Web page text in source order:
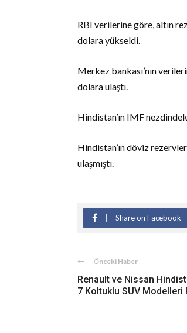
RBI verilerine göre, altın
dolara yükseldi.
Merkez bankası’nın
dolara ulaştı.
Hindistan’ın IMF
Hindistan’ın döviz
ulaşmıştı.
Share on Facebook
Önceki Haber
Renault ve Nissan
7 Koltuklu SUV Modelleri